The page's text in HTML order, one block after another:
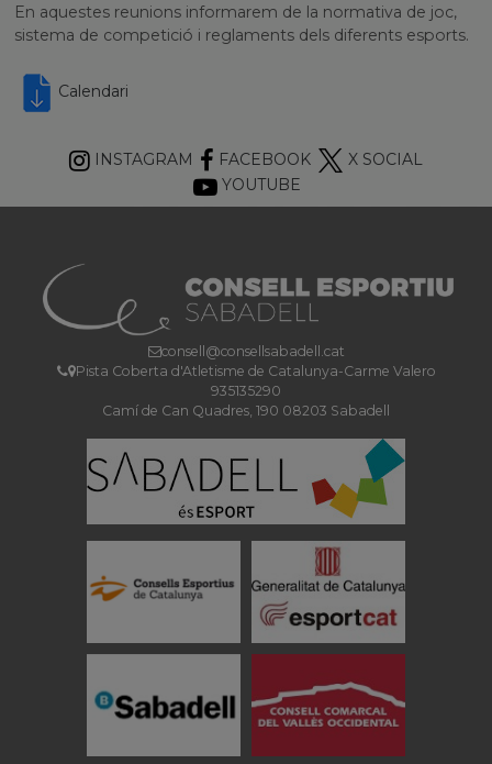
En aquestes reunions informarem de la normativa de joc,
sistema de competició i reglaments dels diferents esports.
Calendari
INSTAGRAM FACEBOOK
X SOCIAL
YOUTUBE
consell@consellsabadell.cat
Pista Coberta d'Atletisme de Catalunya-Carme Valero
935135290
Camí de Can Quadres, 190 08203 Sabadell